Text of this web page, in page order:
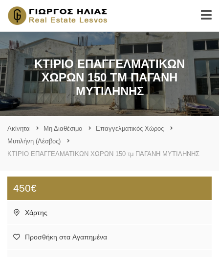
ΚΤΙΡΙΟ ΕΠΑΓΓΕΛΜΑΤΙΚΩΝ
ΧΩΡΩΝ 150 ΤΜ ΠΑΓΑΝΗ
ΜΥΤΙΛΗΝΗΣ
Ακίνητα Μη Διαθέσιμο
Επαγγελματικός Χώρος
Μυτιλήνη (Λέσβος)
ΚΤΙΡΙΟ ΕΠΑΓΓΕΛΜΑΤΙΚΩΝ ΧΩΡΩΝ 150 τμ ΠΑΓΑΝΗ ΜΥΤΙΛΗΝΗΣ
450€
Χάρτης
Προσθήκη στα Αγαπημένα